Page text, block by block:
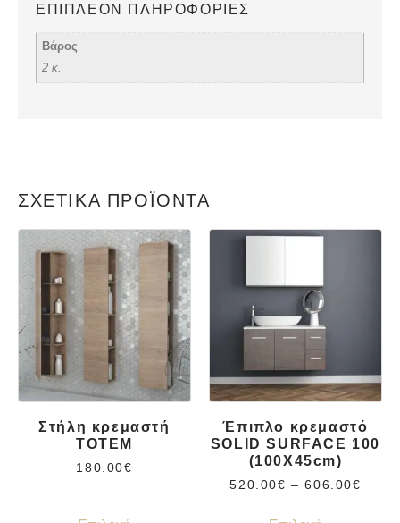
ΕΠΙΠΛΈΟΝ ΠΛΗΡΟΦΟΡΊΕΣ
Βάρος
2 κ.
ΣΧΕΤΙΚΆ ΠΡΟΪΌΝΤΑ
Στήλη κρεμαστή
TOTEM
180.00€
Έπιπλο κρεμαστό
SOLID SURFACE 100
(100X45cm)
520.00€ – 606.00€